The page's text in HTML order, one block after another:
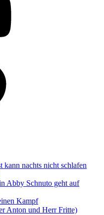
kann nachts nicht schlafen
Abby Schnuto geht auf
Kampf
Anton und Herr Fritte)